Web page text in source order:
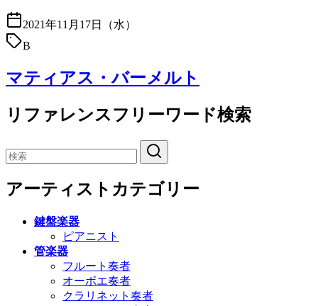
2021年11月17日（水）
B
マティアス・バーメルト
リファレンスフリーワード検索
アーティストカテゴリー
鍵盤楽器
ピアニスト
管楽器
フルート奏者
オーボエ奏者
クラリネット奏者